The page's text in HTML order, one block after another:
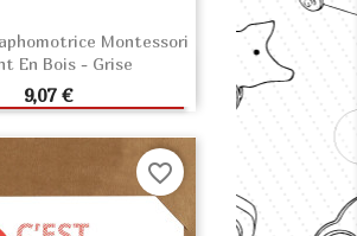
Montessori
En Bois - Grise
Prix
9,07 €AU PANIER
favorite_border